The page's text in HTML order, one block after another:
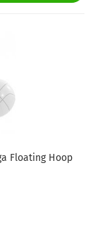
Floating Hoop